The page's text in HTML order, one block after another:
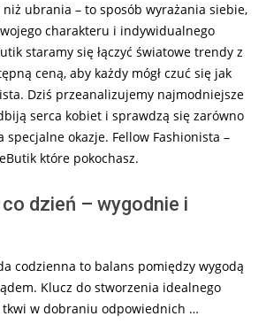
ubrania – to sposób wyrażania siebie,
charakteru i indywidualnego
staramy się łączyć światowe trendy z
ceną, aby każdy mógł czuć się jak
Dziś przeanalizujemy najmodniejsze
serca kobiet i sprawdzą się zarówno
specjalne okazje. Fellow Fashionista –
które pokochasz.
dzień – wygodnie i
codzienna to balans pomiędzy wygodą
Klucz do stworzenia idealnego
tkwi w dobraniu odpowiednich …